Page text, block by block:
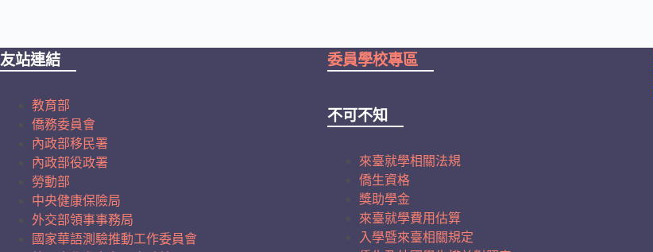
友站連結
教育部
僑務委員會
內政部移民署
內政部役政署
勞動部
中央健康保險局
外交部領事事務局
國家華語測驗推動工作委員會
委員學校專區
不可不知
來臺就學相關法規
僑生資格
獎助學金
來臺就學費用估算
入學暨來臺相關規定